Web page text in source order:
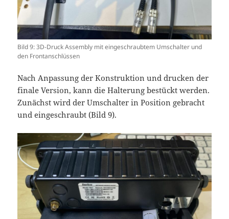
Bild 9: 3D-Druck Assembly mit eingeschraubtem Umschalter und
den Frontanschlüssen
Nach Anpassung der Konstruktion und drucken der
finale Version, kann die Halterung bestückt werden.
Zunächst wird der Umschalter in Position gebracht
und eingeschraubt (Bild 9).